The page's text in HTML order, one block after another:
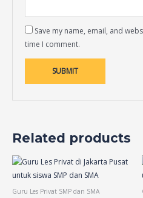
Save my name, email, and
time I comment.
Related products
Guru Les Privat SMP dan SMA